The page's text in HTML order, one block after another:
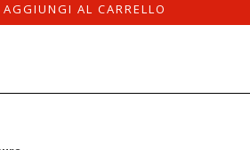
AGGIUNGI AL CARRELLO